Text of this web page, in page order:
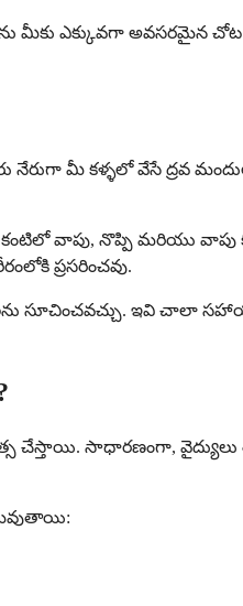
మీకు ఎక్కువగా అవసరమైన
మీ కళ్ళలో వేసే ద్రవ
వాపు, నొప్పి మరియు వాపు
ప్రసరించవు.
సూచించవచ్చు. ఇవి చాలా
చేస్తాయి. సాధారణంగా,